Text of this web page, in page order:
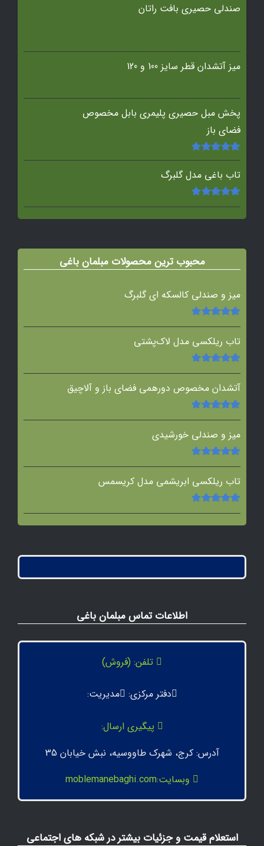
صندلی حصیری بافت راتان
میز آتشدان قطر سایز 100 و 120
پخش مبل حصیری پلیمری بابل مخصوص
فضای باز
امتیاز5.00از
5
تاب باغی مدل گلبرگ
امتیاز5.00از
محبوب ترین محصولات مبلمان باغی
میز و صندلی کالسکه ای گلبرگ
امتیاز5.00از
تاب ریلکسی مدل لاک‌پشتی
امتیاز5.00از
5
آتشدان مخصوص دورهمی فضای باز و آلاچیق
امتیاز5.00از
میز و صندلی خورشیدی
امتیاز5.00از
تاب ریلکسی ابریشمی مدل کریسمس
امتیاز5.00از
اطلاعات تماس مبلمان باغی
تلفن: (فروش)
دفتر مرکزی: مدیریت:
پیگیری ارسال:
آدرس: کرج، شهرک طاووسیه، نبش خیابان 35
وبسایت:moblemanebaghi.com
استعلام قیمت و جزئیات بیشتر در شبکه های اجتماعی